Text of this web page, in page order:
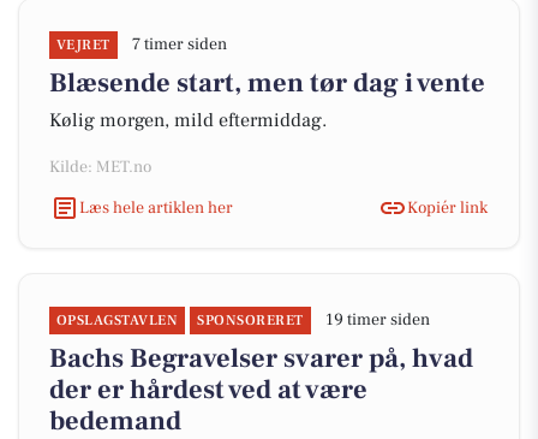
VEJRET 7 timer siden
Blæsende start, men tør dag i vente
Kølig morgen, mild eftermiddag.
Kilde: MET.no
Læs hele artiklen her
Kopiér link
OPSLAGSTAVLEN SPONSORERET 19 timer siden
Bachs Begravelser svarer på, hvad
der er hårdest ved at være
bedemand